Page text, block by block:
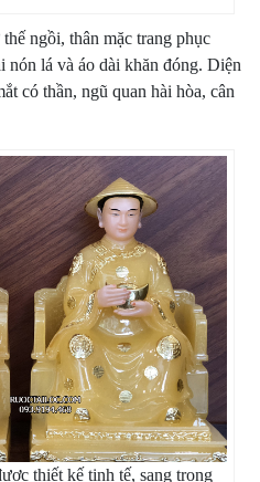
ngồi, thân mặc trang phục
nón lá và áo dài khăn đóng. Diện
có thần, ngũ quan hài hòa, cân
thiết kế tinh tế, sang trọng